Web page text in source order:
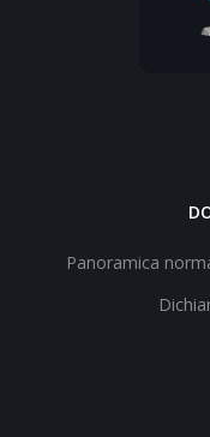
Panoramica